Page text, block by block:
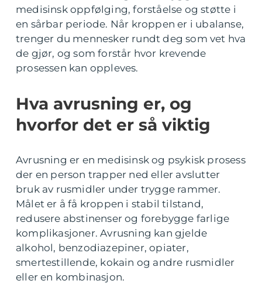
medisinsk oppfølging, forståelse og støtte i
en sårbar periode. Når kroppen er i ubalanse,
trenger du mennesker rundt deg som vet hva
de gjør, og som forstår hvor krevende
prosessen kan oppleves.
Hva avrusning er, og
hvorfor det er så viktig
Avrusning er en medisinsk og psykisk prosess
der en person trapper ned eller avslutter
bruk av rusmidler under trygge rammer.
Målet er å få kroppen i stabil tilstand,
redusere abstinenser og forebygge farlige
komplikasjoner. Avrusning kan gjelde
alkohol, benzodiazepiner, opiater,
smertestillende, kokain og andre rusmidler
eller en kombinasjon.